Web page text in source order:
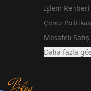
İşlem Rehberi
Çerez
Mesafeli
Daha fazla